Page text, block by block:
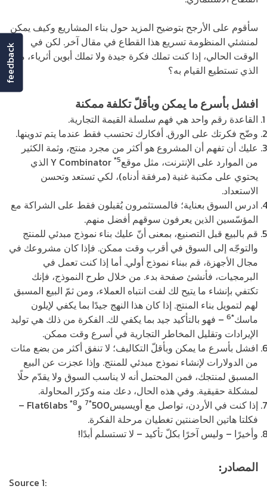
سأقوم على الأرجح بتوضيح المزيد حول بناء المشاريع وكيف يمكن
لمنشئي المنظومة تسريع هذا القطاع في مقال آخر. لكن في
الوقت الحالي، إذا كنت تملك فكرة جيدة ولا تملك أبوين أثرياء، ما
الذي تستطيع القيام به؟
افشل بأسرع ما يمكن وبأقلّ تكلفة ممكنة
القاعدة رقم واحد هي فهم سلسلة القيمة التجارية.
وضّح فكرتك على الورق. أفكارك تحتسب فقط عندما يتم تدوينها.
عليك أن تفهم أن المشروع هو أكثر من مجرد منتج، وثمة الكثير
من الموارد على الإنترنت، مثل موقعY Combinator*5
الذي
يحتوي على مكتبة غنية (مرفقة أدناه)، لكي تستعد وتحسن
الاستعداد.
ادرس السوق بعناية؛ فالمستثمرون يُقبلون فقط على الشراكة مع
المؤسّسين الذين يعرفون سوقهم أفضل منهم.
قم بالبيع قبل التصنيع، بمعنى أنّ عليك بناء نموذج مبدئي للمنتج
والتوجّه إلى السوق في أقرب وقت ممكن. فإذا كان مشروعك في
مجال الأجهزة، قم ببناء نموذج أولي. أما إذا كنت تعمل في
البرمجيات، فأنشئ صفحة بدء. من خلال طرح النموذج، فإنك
تكتفي بإنشاء ما يتيح لك لفت انتباه العملاء، ومن ثمّ البيع المسبق
لهم لتمويل بناء المنتج. إذا كان هذا النهج جيدًا بما يكفي لإيلون
ماسك*6
– فهو بالتأكيد جيد بما يكفي لك. الفكرة من ذلك هي توليد
الإيرادات وتقليل المخاطر التجارية في أسرع وقت ممكن.
افشل بأسرع ما يمكن وبأقلّ التكاليف؛ لا تنفق أكثر من بضع مئات
من الدولارات لإنشاء نموذج مبدئي للمنتج. وإذا عجزت عن البيع
المسبق لمنتجك، فمن المحتمل أنه لا يناسب السوق ولا يقدّم حلًا
لمشكلة حقيقية. وفي هذه الحال، دعك منه وكرّر المحاولة.
إذا كنت في الأردن، تواصل مع أويسيس500
*7 وFlat6labs*8
–
فكلتا هاتين الحاضنتين تغطيان مرحلة الفكرة.
وأخيرًا – وليس آخرًا بكلّ تأكيد – لا تستسلم أبدًا!
المصادر:
Source 1:
feedback